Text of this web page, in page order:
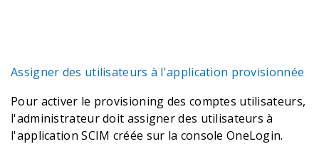
Assigner des utilisateurs à l'application provisionnée
Pour activer le provisioning des comptes utilisateurs,
l'administrateur doit assigner des utilisateurs à
l'application SCIM créée sur la console OneLogin.